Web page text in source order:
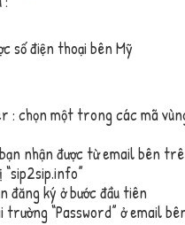
: chọn một trong các mã
nhận được từ email bên
đăng ký ở bước đầu tiên
trường “Password” ở email